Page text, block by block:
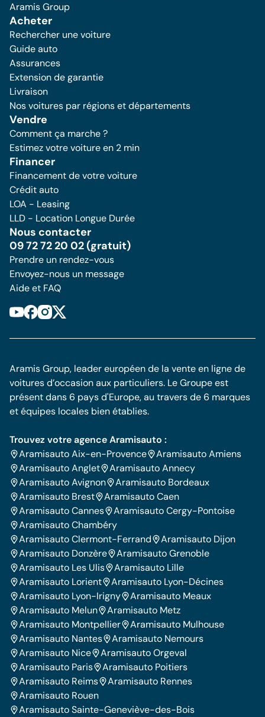
Aramis Group
Acheter
Rechercher une voiture
Guide auto
Assurances
Extension de garantie
Livraison
Nos voitures par régions et départements
Vendre
Comment ça marche ?
Estimez votre voiture en 2 min
Financer
Financement de votre voiture
Crédit auto
LOA - Leasing
LLD - Location Longue Durée
Nous contacter
09 72 72 20 02 (gratuit)
Prendre un rendez-vous
Envoyez-nous un message
Aide et FAQ
Aramis Group, leader européen de la vente en ligne de
voitures d’occasion aux particuliers. Le Groupe est
présent dans 6 pays d'Europe, au travers de 6 marques
et équipes locales bien établies.
Trouvez votre agence Aramisauto :
Aramisauto Aix-en-Provence
Aramisauto Amiens
Aramisauto Anglet
Aramisauto Annecy
Aramisauto Avignon
Aramisauto Bordeaux
Aramisauto Brest
Aramisauto Caen
Aramisauto Cannes
Aramisauto Cergy-Pontoise
Aramisauto Chambéry
Aramisauto Clermont-Ferrand
Aramisauto Dijon
Aramisauto Donzère
Aramisauto Grenoble
Aramisauto Les Ulis
Aramisauto Lille
Aramisauto Lorient
Aramisauto Lyon-Décines
Aramisauto Lyon-Irigny
Aramisauto Meaux
Aramisauto Melun
Aramisauto Metz
Aramisauto Montpellier
Aramisauto Mulhouse
Aramisauto Nantes
Aramisauto Nemours
Aramisauto Nice
Aramisauto Orgeval
Aramisauto Paris
Aramisauto Poitiers
Aramisauto Reims
Aramisauto Rennes
Aramisauto Rouen
Aramisauto Sainte-Geneviève-des-Bois